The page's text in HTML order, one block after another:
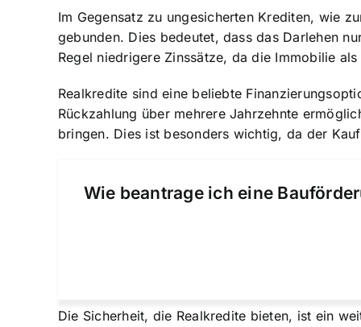
Im Gegensatz zu ungesicherten Krediten, wie
gebunden. Dies bedeutet, dass das Darlehen
Regel niedrigere Zinssätze, da die Immobilie
Realkredite sind eine beliebte
Rückzahlung über mehrere Jahrzehnte
bringen. Dies ist besonders wichtig, da der
Wie beantrage ich eine
Die Sicherheit, die Realkredite bieten, ist ein